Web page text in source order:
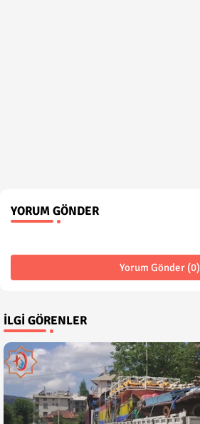
YORUM GÖNDER
Yorum Gönder (0)
İLGI GÖRENLER